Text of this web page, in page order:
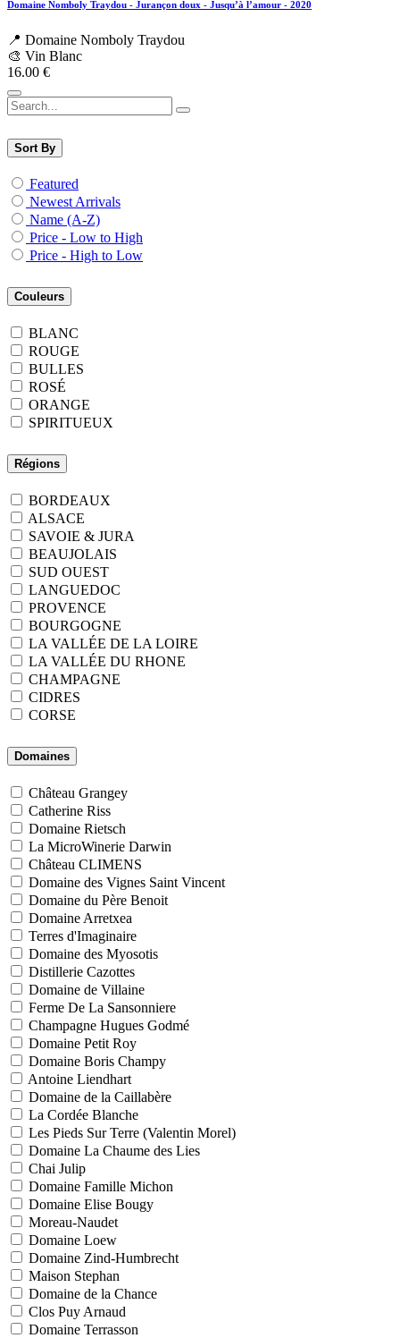
Domaine Nomboly Traydou - Jurançon doux - Jusqu’à l’amour - 2020
📍 Domaine Nomboly Traydou
🎨 Vin Blanc
16.00 €
Sort By
Featured
Newest Arrivals
Name (A-Z)
Price - Low to High
Price - High to Low
Couleurs
BLANC
ROUGE
BULLES
ROSÉ
ORANGE
SPIRITUEUX
Régions
BORDEAUX
ALSACE
SAVOIE & JURA
BEAUJOLAIS
SUD OUEST
LANGUEDOC
PROVENCE
BOURGOGNE
LA VALLÉE DE LA LOIRE
LA VALLÉE DU RHONE
CHAMPAGNE
CIDRES
CORSE
Domaines
Château Grangey
Catherine Riss
Domaine Rietsch
La MicroWinerie Darwin
Château CLIMENS
Domaine des Vignes Saint Vincent
Domaine du Père Benoit
Domaine Arretxea
Terres d'Imaginaire
Domaine des Myosotis
Distillerie Cazottes
Domaine de Villaine
Ferme De La Sansonniere
Champagne Hugues Godmé
Domaine Petit Roy
Domaine Boris Champy
Antoine Liendhart
Domaine de la Caillabère
La Cordée Blanche
Les Pieds Sur Terre (Valentin Morel)
Domaine La Chaume des Lies
Chai Julip
Domaine Famille Michon
Domaine Elise Bougy
Moreau-Naudet
Domaine Loew
Domaine Zind-Humbrecht
Maison Stephan
Domaine de la Chance
Clos Puy Arnaud
Domaine Terrasson